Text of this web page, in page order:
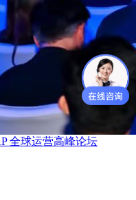
全球运营高峰论坛